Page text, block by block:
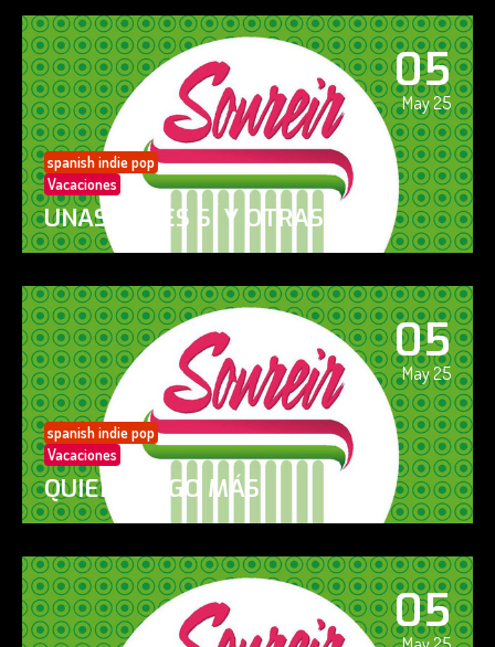
05
May 25
spanish indie pop
Vacaciones
UNAS VECES SÍ Y OTRAS NO
05
May 25
spanish indie pop
Vacaciones
QUIERO ALGO MÁS
05